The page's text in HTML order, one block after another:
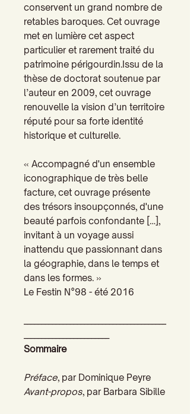
conservent un grand nombre de
retables baroques. Cet ouvrage
met en lumière cet aspect
particulier et rarement traité du
patrimoine périgourdin.Issu de la
thèse de doctorat soutenue par
l’auteur en 2009, cet ouvrage
renouvelle la vision d’un territoire
réputé pour sa forte identité
historique et culturelle.
« Accompagné d'un ensemble
iconographique de très belle
facture, cet ouvrage présente
des trésors insoupçonnés, d'une
beauté parfois confondante […],
invitant à un voyage aussi
inattendu que passionnant dans
la géographie, dans le temps et
dans les formes. »
Le Festin N°98 - été 2016
Sommaire
Préface, par Dominique Peyre
Avant-propos, par Barbara Sibille